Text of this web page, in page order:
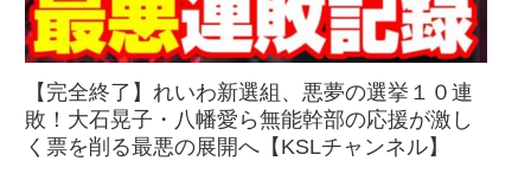
【完全終了】れいわ新選組、悪夢の選挙１０連
敗！大石晃子・八幡愛ら無能幹部の応援が激し
く票を削る最悪の展開へ【KSLチャンネル】